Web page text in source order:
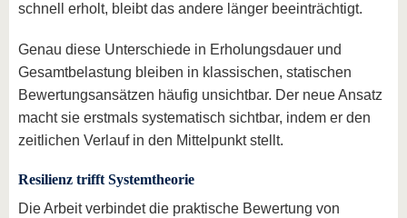
schnell erholt, bleibt das andere länger beeinträchtigt.
Genau diese Unterschiede in Erholungsdauer und
Gesamtbelastung bleiben in klassischen, statischen
Bewertungsansätzen häufig unsichtbar. Der neue Ansatz
macht sie erstmals systematisch sichtbar, indem er den
zeitlichen Verlauf in den Mittelpunkt stellt.
Resilienz trifft Systemtheorie
Die Arbeit verbindet die praktische Bewertung von